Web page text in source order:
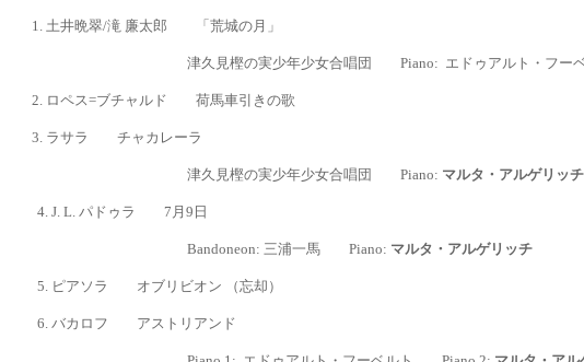
1. 土井晩翠/滝 廉太郎 「荒城の月」
津久見樫の実少年少女合唱団 Piano: エドゥアルト・フ
2. ロペス=ブチャルド 荷馬車引きの歌
3. ラサラ チャカレーラ
津久見樫の実少年少女合唱団 Piano: マルタ・アルゲリッチ
4. J. L. パドゥラ 7月9日
Bandoneon: 三浦一馬 Piano: マルタ・アルゲリッチ
5. ピアソラ オブリビオン （忘却）
6. バカロフ アストリアンド